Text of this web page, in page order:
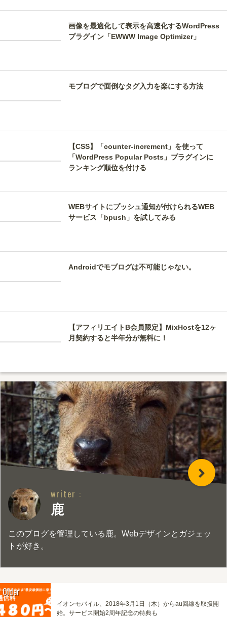
画像を最適化して表示を高速化するWordPress
プラグイン「EWWW Image Optimizer」
モブログで面倒なタグ入力を楽にする方法
【CSS】「counter-increment」を使って
「WordPress Popular Posts」プラグインに
ランキング順位を付ける
WEBサイトにプッシュ通知が付けられるWEB
サービス「bpush」を試してみる
Androidでモブログは不可能じゃない。
【アフィリエイトB会員限定】MixHostを12ヶ
月契約すると半年分が無料に！
writer :
鹿
このブログを管理している鹿。Webデザインとガジェッ
トが好き。
Older
イオンモバイル、2018年3月1日（木）からau回線を取扱開
始。サービス開始2周年記念の特典も